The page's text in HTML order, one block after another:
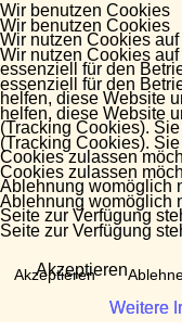
Wir benutzen Cookies
Wir nutzen Cookies
essenziell für den
helfen, diese Website
(Tracking Cookies).
Cookies zulassen
Ablehnung womöglich
Seite zur Verfügung
Akzeptieren
Weitere
Wir benutzen Cookies
Wir nutzen Cookies
essenziell für den
helfen, diese Website
(Tracking Cookies).
Cookies zulassen
Ablehnung womöglich
Seite zur Verfügung
Akzeptieren
Weitere